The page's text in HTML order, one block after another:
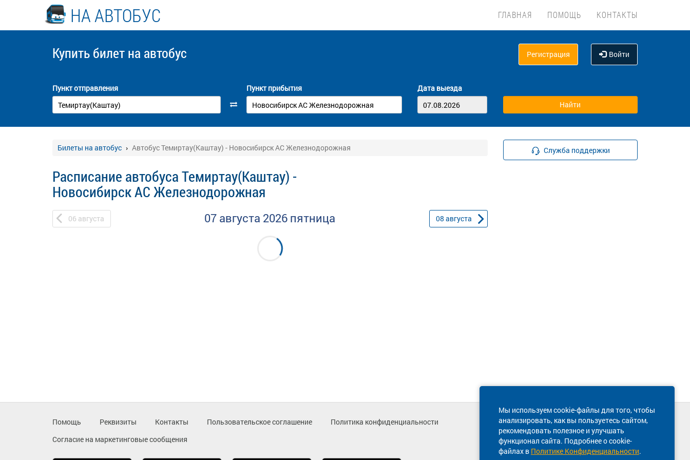
НА АВТОБУС ГЛАВНАЯ ПОМОЩЬ КОНТАКТЫ
Купить билет на автобус Регистрация Войти
Пункт отправления Пункт прибытия Дата выезда
Билеты на автобус Автобус Темиртау(Каштау) - Новосибирск АС Железнодорожная
Расписание автобуса Темиртау(Каштау) -
Новосибирск АС Железнодорожная
06 августа 07 августа 2026 пятница 08 августа
Служба поддержки
Мы используем cookie-файлы для того, чтобы
анализировать, как вы пользуетесь сайтом,
рекомендовать полезное и улучшать
функционал сайта. Подробнее о cookie-
файлах в Политике Конфиденциальности.
Помощь Реквизиты Контакты Пользовательское соглашение
Политика конфиденциальности
Согласие на маркетинговые сообщения
Техническая поддержка сайта
8 800 600-03-38